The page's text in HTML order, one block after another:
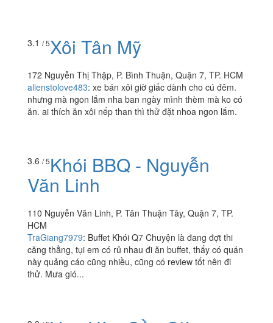
3.1 / 5Xôi Tân Mỹ
172 Nguyễn Thị Thập, P. Bình Thuận, Quận 7, TP. HCM
alienstolove483: xe bán xôi giờ giấc dành cho cú đêm.
nhưng mà ngon lắm nha ban ngày mình thèm mà ko có
ăn. ai thích ăn xôi nếp than thì thử đặt nhoa ngon lắm.
3.6 / 5Khói BBQ - Nguyễn
Văn Linh
110 Nguyễn Văn Linh, P. Tân Thuận Tây, Quận 7, TP.
HCM
TraGiang7979: Buffet Khói Q7 Chuyện là đang đợt thi
căng thẳng, tụi em có rủ nhau đi ăn buffet, thấy có quán
này quảng cáo cũng nhiều, cũng có review tốt nên đi
thử. Mưa gió...